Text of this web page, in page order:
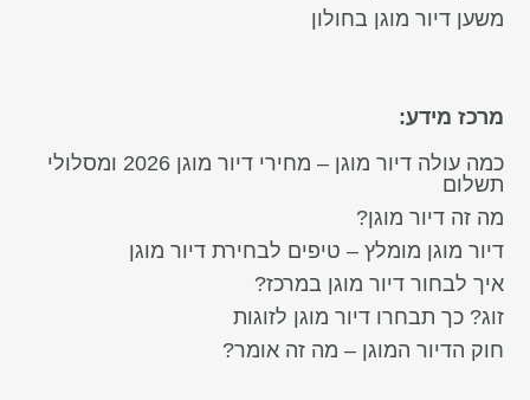
משען דיור מוגן בחולון
מרכז מידע:
כמה עולה דיור מוגן – מחירי דיור מוגן 2026 ומסלולי
תשלום
מה זה דיור מוגן?
דיור מוגן מומלץ – טיפים לבחירת דיור מוגן
איך לבחור דיור מוגן במרכז?
זוג? כך תבחרו דיור מוגן לזוגות
חוק הדיור המוגן – מה זה אומר?